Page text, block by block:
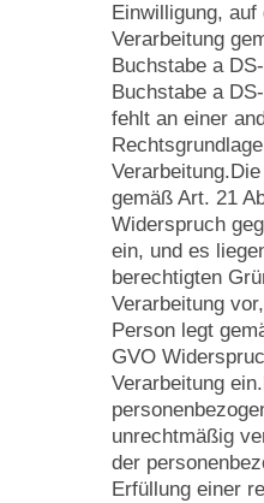
Einwilligung,
Verarbeitung
Buchstabe a
Buchstabe a
fehlt an einer
gemäß Art. 21
Widerspruch
ein, und es
berechtigten
Verarbeitung
Person legt
GVO
Verarbeitung
unrechtmäßig
der
Erfüllung einer